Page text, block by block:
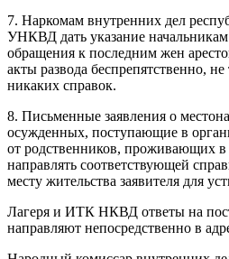
7. Наркомам внутренних дел
УНКВД дать указание
обращения к последним жен
акты развода беспрепятственно, не
никаких справок.
8. Письменные заявления о
осужденных, поступающие в
от родственников, проживающих в
направлять соответствующей
месту жительства заявителя для
Лагеря и ИТК НКВД ответы на
направляют непосредственно в